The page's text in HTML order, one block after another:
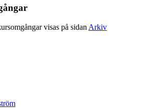
visas på sidan Arkiv